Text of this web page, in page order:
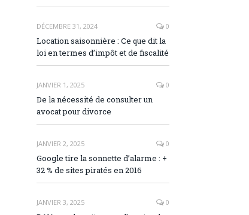
DÉCEMBRE 31, 2024 0
Location saisonnière : Ce que dit la
loi en termes d’impôt et de fiscalité
JANVIER 1, 2025 0
De la nécessité de consulter un
avocat pour divorce
JANVIER 2, 2025 0
Google tire la sonnette d’alarme : +
32 % de sites piratés en 2016
JANVIER 3, 2025 0